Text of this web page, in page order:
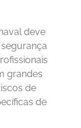
deve
grandes
de
de